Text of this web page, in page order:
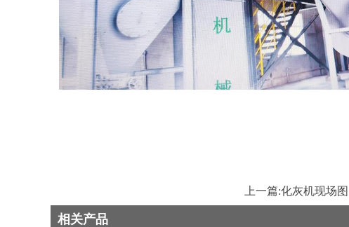
上一篇:化灰机现场图
相关产品